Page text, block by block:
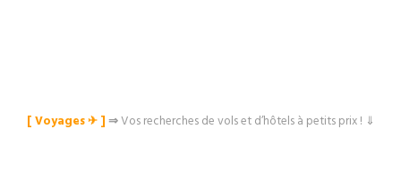
[ Voyages ✈︎ ]⇒Vos recherches de vols et d’hôtels à petits prix ! ⇓